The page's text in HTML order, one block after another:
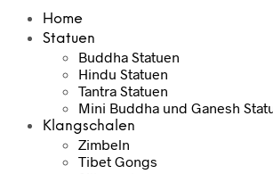
Home
Statuen
Buddha Statuen
Hindu Statuen
Tantra Statuen
Mini Buddha und Ganesh
Klangschalen
Zimbeln
Tibet Gongs